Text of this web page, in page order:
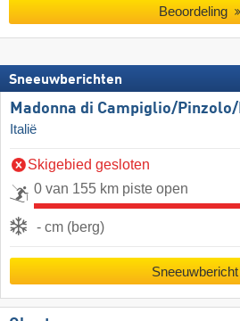
Beoordeling
Sneeuwberichten
Madonna di Campiglio/​
Italië
Skigebied gesloten
0 van 155 km piste open
- cm (berg)
Sneeuwbericht